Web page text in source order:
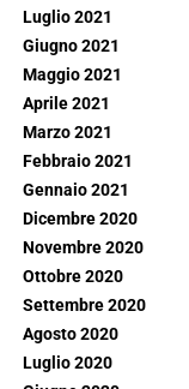
Luglio 2021
Giugno 2021
Maggio 2021
Aprile 2021
Marzo 2021
Febbraio 2021
Gennaio 2021
Dicembre 2020
Novembre 2020
Ottobre 2020
Settembre 2020
Agosto 2020
Luglio 2020